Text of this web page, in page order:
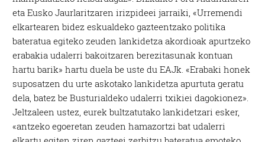
eta Eusko Jaurlaritzaren irizpideei jarraiki, «Urremendi
elkartearen bidez eskualdeko gazteentzako politika
bateratua egiteko zeuden lankidetza akordioak apurtzeko
erabakia udalerri bakoitzaren berezitasunak kontuan
hartu barik» hartu duela be uste du EAJk. «Erabaki honek
suposatzen du urte askotako lankidetza apurtuta geratu
dela, batez be Busturialdeko udalerri txikiei dagokionez».
Jeltzaleen ustez, eurek bultzatutako lankidetzari esker,
«antzeko egoeretan zeuden hamazortzi bat udalerri